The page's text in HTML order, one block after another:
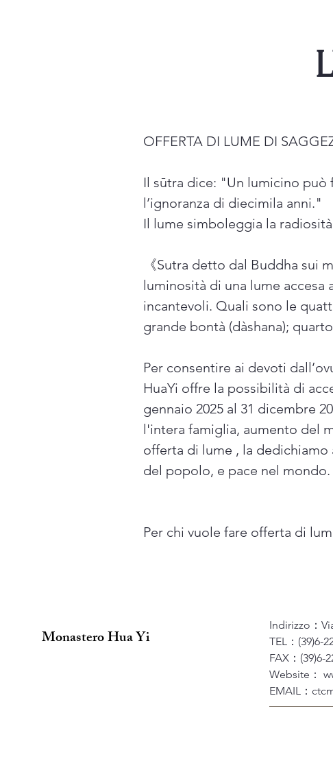
OFFERTA DI LUME DI
Il sūtra dice: "Un lumicino può
l’ignoranza di diecimila anni."
Il lume simboleggia la
《Sutra detto dal Buddha sui
luminosità di una lume
incantevoli. Quali sono le
grande bontà (dàshana);
Per consentire ai devoti
HuaYi offre la possibilità di
gennaio 2025 al 31 dicembre
l'intera famiglia, aumento del
offerta di lume , la dedichiamo
del popolo, e pace nel mondo.
Per chi vuole fare offerta di
Monastero Hua Yi
Indirizzo：
TEL：(39)6-
FAX：(39)6-
Website：
EMAIL：